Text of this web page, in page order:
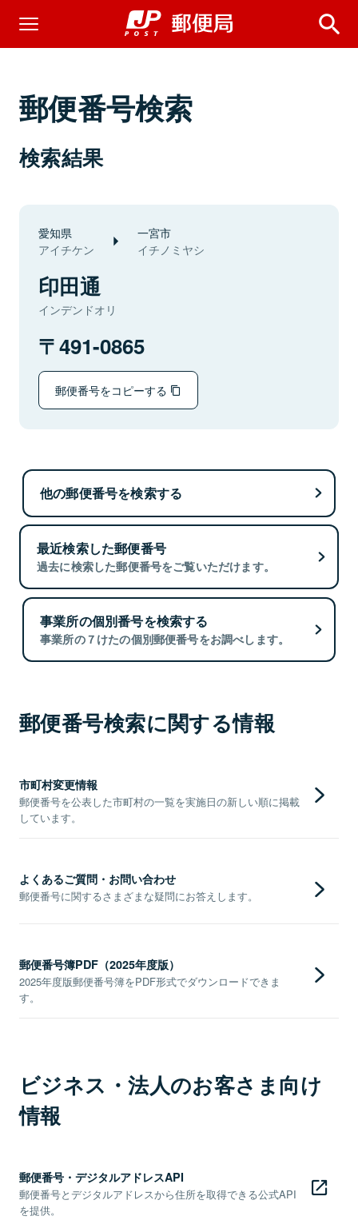
郵便番号検索
検索結果
愛知県
アイチケン
一宮市
イチノミヤシ
印田通
インデンドオリ
491-0865
郵便番号をコピーする
他の郵便番号を検索する
最近検索した郵便番号
過去に検索した郵便番号をご覧いただけます。
事業所の個別番号を検索する
事業所の７けたの個別郵便番号をお調べします。
郵便番号検索に関する情報
市町村変更情報
郵便番号を公表した市町村の一覧を実施日の新しい順に掲載
しています。
よくあるご質問・お問い合わせ
郵便番号に関するさまざまな疑問にお答えします。
郵便番号簿PDF（2025年度版）
2025年度版郵便番号簿をPDF形式でダウンロードできま
す。
ビジネス・法人のお客さま向け
情報
郵便番号・デジタルアドレスAPI
郵便番号とデジタルアドレスから住所を取得できる公式API
を提供。